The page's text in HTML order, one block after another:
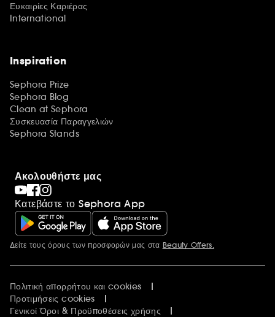
Ευκαιρίες Καριέρας
International
Inspiration
Sephora Prize
Sephora Blog
Clean at Sephora
Συσκευασία Παραγγελιών
Sephora Stands
Ακολουθήστε μας
Κατεβάστε το Sephora App
Περισσότερες πληροφορίες
Δείτε τους όρους των προσφορών μας στα Beauty Offers.
Πολιτική απορρήτου και cookies
Προτιμήσεις cookies
Γενικοί Όροι & Προϋποθέσεις χρήσης